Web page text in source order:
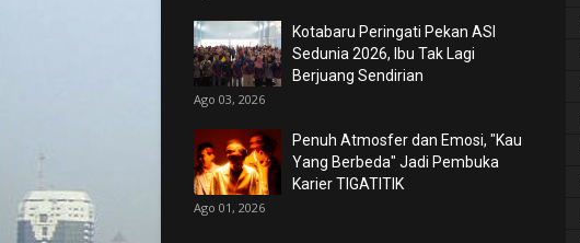
Kotabaru Peringati Pekan ASI
Sedunia 2026, Ibu Tak Lagi
Berjuang Sendirian
Ago 03, 2026
Penuh Atmosfer dan Emosi, "Kau
Yang Berbeda" Jadi Pembuka
Karier TIGATITIK
Ago 01, 2026